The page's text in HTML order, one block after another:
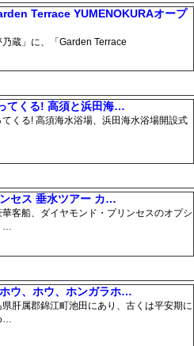
Terrace YUMENOKURAオープ
蔵」に、「Garden Terrace
てくる! 高須と浜田海…
くる! 高須海水浴場、浜田海水浴場開設式
セス 垂水ツアー カ…
客船、ダイヤモンド・プリンセスのオプシ
ウ、ホウ、ホンガラホ…
肝属郡錦江町池田にあり、古くは平安期に